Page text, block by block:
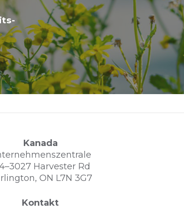
Kanada
Harvester Rd
ON L7N 3G7
Kontakt